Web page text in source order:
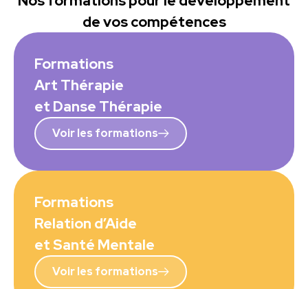
de vos compétences
Formations
Art Thérapie
et Danse Thérapie
Voir les formations
Formations
Relation d’Aide
et Santé Mentale
Voir les formations